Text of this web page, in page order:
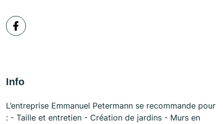
Info
L’entreprise Emmanuel Petermann se recommande pour
: - Taille et entretien - Création de jardins - Murs en